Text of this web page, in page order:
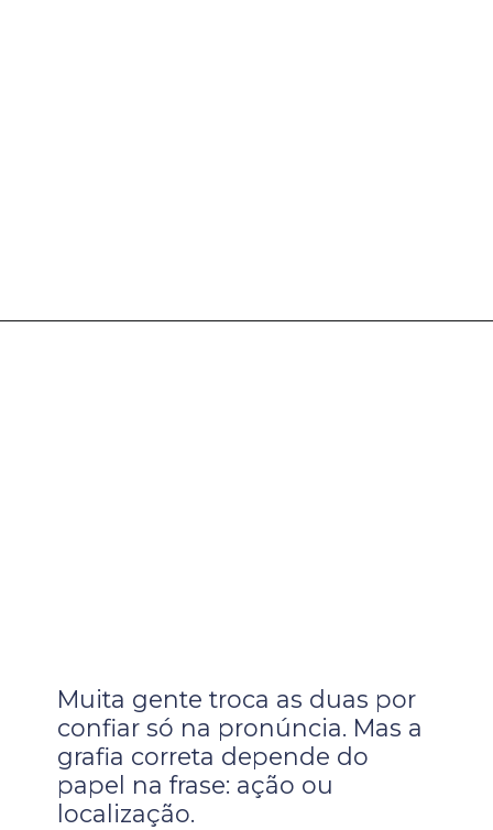
Muita gente troca as duas por
confiar só na pronúncia. Mas a
grafia correta depende do
papel na frase: ação ou
localização.